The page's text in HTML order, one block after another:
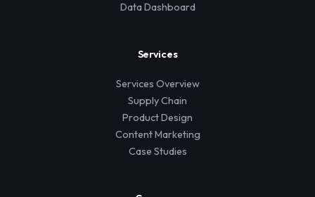
Data Dashboard
Services
Services Overview
Supply Chain
Product Design
Content Marketing
Case Studies